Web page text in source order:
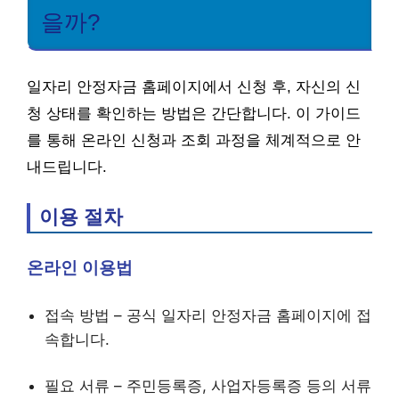
을까?
일자리 안정자금 홈페이지에서 신청 후, 자신의 신
청 상태를 확인하는 방법은 간단합니다. 이 가이드
를 통해 온라인 신청과 조회 과정을 체계적으로 안
내드립니다.
이용 절차
온라인 이용법
접속 방법 – 공식 일자리 안정자금 홈페이지에 접
속합니다.
필요 서류 – 주민등록증, 사업자등록증 등의 서류